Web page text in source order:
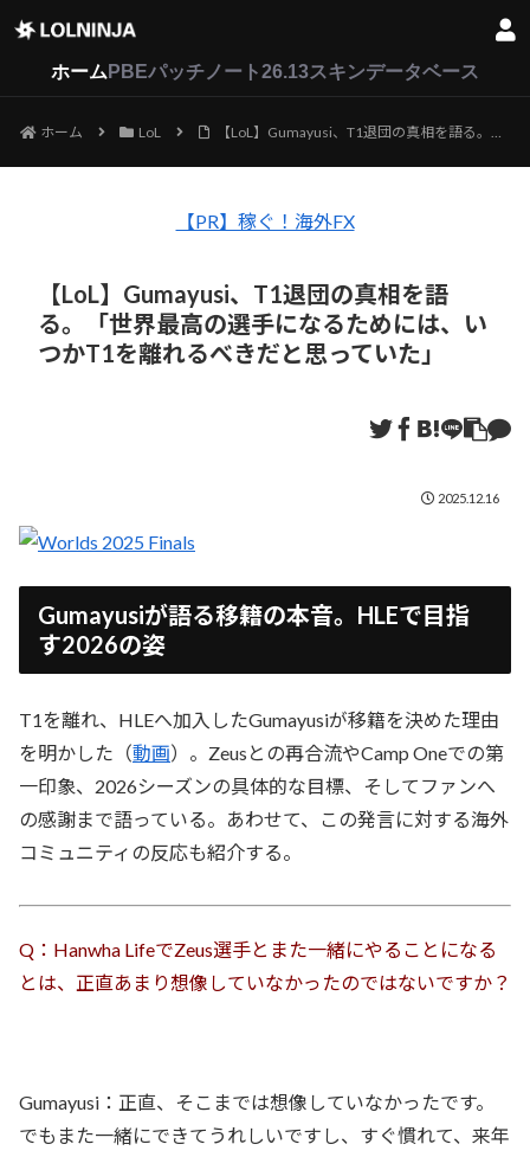
ホーム PBEパッチノート26.13スキンデータベース
ホーム LoL 【LoL】Gumayusi、T1退団の真相を語る。「世界最高の選手になるためには、いつかT1を離れるべきだと思っていた」
【PR】稼ぐ！海外FX
【LoL】Gumayusi、T1退団の真相を語
る。「世界最高の選手になるためには、い
つかT1を離れるべきだと思っていた」
2025.12.16
Gumayusiが語る移籍の本音。HLEで目指
す2026の姿
T1を離れ、HLEへ加入したGumayusiが移籍を決めた理由
を明かした（動画）。Zeusとの再合流やCamp Oneでの第
一印象、2026シーズンの具体的な目標、そしてファンへ
の感謝まで語っている。あわせて、この発言に対する海外
コミュニティの反応も紹介する。
Q：Hanwha LifeでZeus選手とまた一緒にやることになる
とは、正直あまり想像していなかったのではないですか？
Gumayusi：正直、そこまでは想像していなかったです。
でもまた一緒にできてうれしいですし、すぐ慣れて、来年